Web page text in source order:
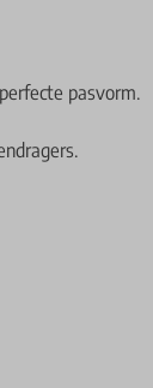
pasvorm.